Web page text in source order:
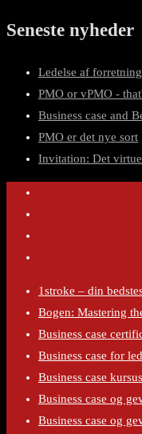
Seneste nyheder
Ledelse af
PMO or vPMO -
Business case and
PMO er det nye sort
Invitation: Det
1stroke – din
Bogen: Mastering
Business case
Business case for
Business case
Business case og
Business case og